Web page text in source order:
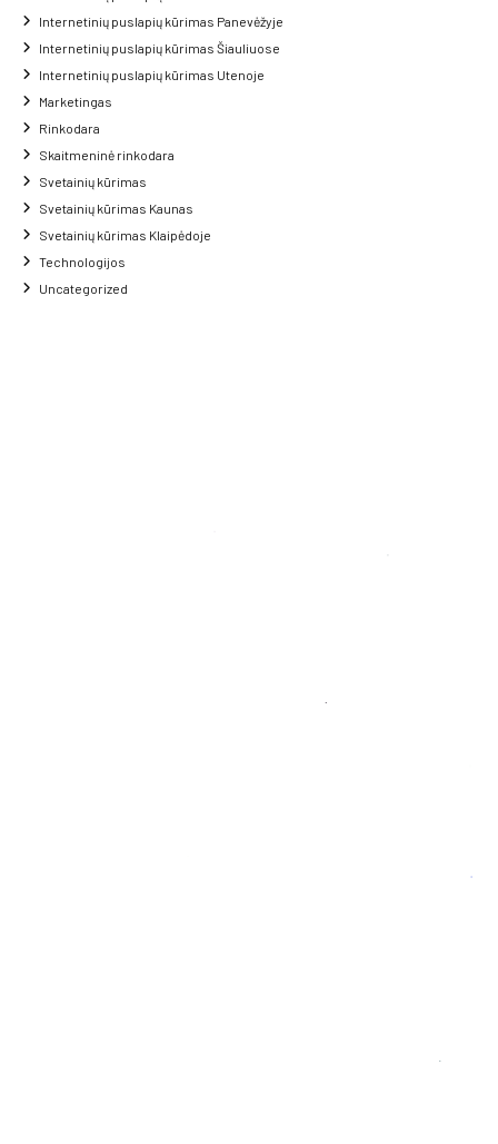
Internetinių puslapių kūrimas Panevėžyje
Internetinių puslapių kūrimas Šiauliuose
Internetinių puslapių kūrimas Utenoje
Marketingas
Rinkodara
Skaitmeninė rinkodara
Svetainių kūrimas
Svetainių kūrimas Kaunas
Svetainių kūrimas Klaipėdoje
Technologijos
Uncategorized